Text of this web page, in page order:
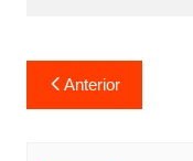
Navegación
de
Anterior